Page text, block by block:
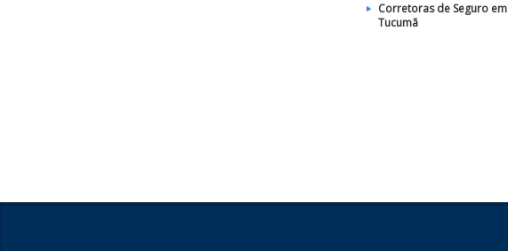
Corretoras de Seguro em
Tucumã